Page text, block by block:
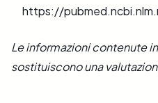
https://
Le informazioni contenute
sostituiscono una